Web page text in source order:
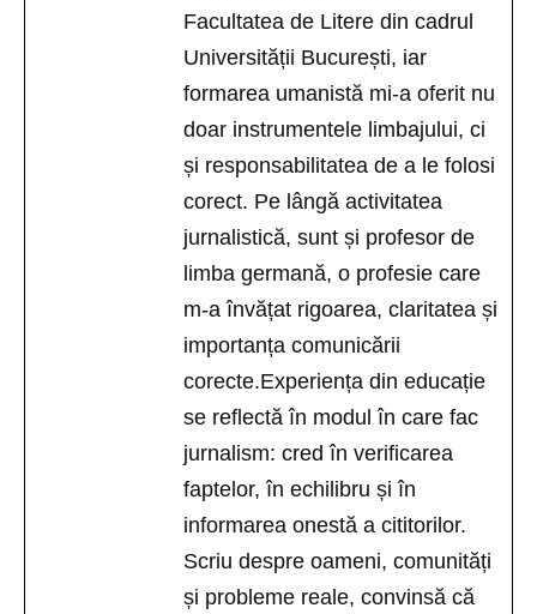
Facultatea de Litere din cadrul
Universității București, iar
formarea umanistă mi-a oferit nu
doar instrumentele limbajului, ci
și responsabilitatea de a le folosi
corect. Pe lângă activitatea
jurnalistică, sunt și profesor de
limba germană, o profesie care
m-a învățat rigoarea, claritatea și
importanța comunicării
corecte.Experiența din educație
se reflectă în modul în care fac
jurnalism: cred în verificarea
faptelor, în echilibru și în
informarea onestă a cititorilor.
Scriu despre oameni, comunități
și probleme reale, convinsă că